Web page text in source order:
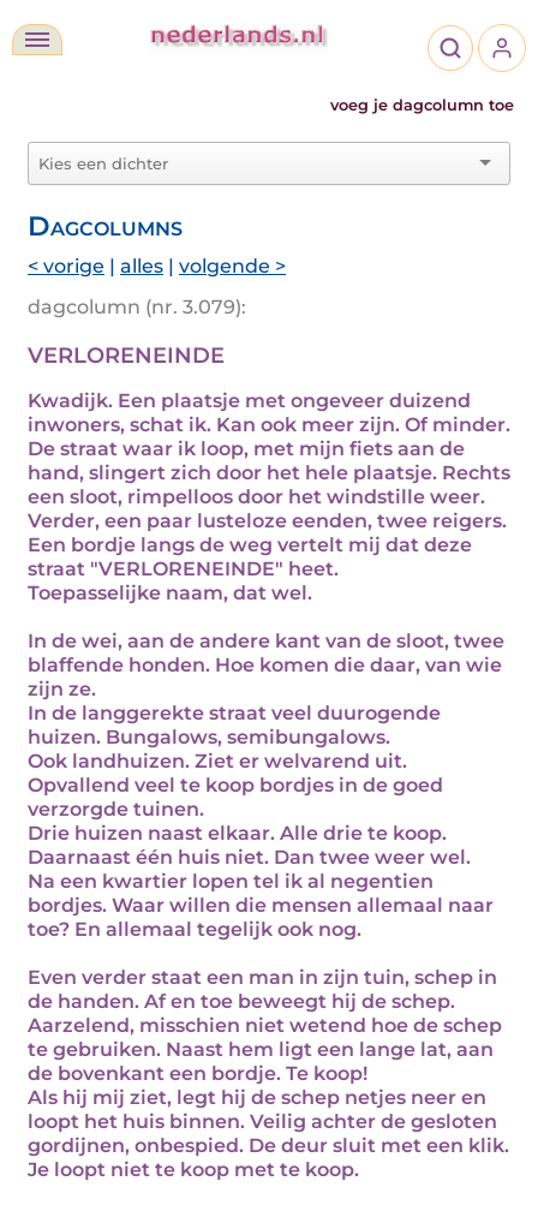
voeg je dagcolumn toe
Dagcolumns
< vorige | alles | volgende >
dagcolumn (nr. 3.079):
VERLORENEINDE
Kwadijk. Een plaatsje met ongeveer duizend
inwoners, schat ik. Kan ook meer zijn. Of minder.
De straat waar ik loop, met mijn fiets aan de
hand, slingert zich door het hele plaatsje. Rechts
een sloot, rimpelloos door het windstille weer.
Verder, een paar lusteloze eenden, twee reigers.
Een bordje langs de weg vertelt mij dat deze
straat "VERLORENEINDE" heet.
Toepasselijke naam, dat wel.
In de wei, aan de andere kant van de sloot, twee
blaffende honden. Hoe komen die daar, van wie
zijn ze.
In de langgerekte straat veel duurogende
huizen. Bungalows, semibungalows.
Ook landhuizen. Ziet er welvarend uit.
Opvallend veel te koop bordjes in de goed
verzorgde tuinen.
Drie huizen naast elkaar. Alle drie te koop.
Daarnaast één huis niet. Dan twee weer wel.
Na een kwartier lopen tel ik al negentien
bordjes. Waar willen die mensen allemaal naar
toe? En allemaal tegelijk ook nog.
Even verder staat een man in zijn tuin, schep in
de handen. Af en toe beweegt hij de schep.
Aarzelend, misschien niet wetend hoe de schep
te gebruiken. Naast hem ligt een lange lat, aan
de bovenkant een bordje. Te koop!
Als hij mij ziet, legt hij de schep netjes neer en
loopt het huis binnen. Veilig achter de gesloten
gordijnen, onbespied. De deur sluit met een klik.
Je loopt niet te koop met te koop.